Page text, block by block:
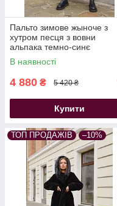
Пальто зимове жыноче з
хутром песця з вовни
альпака темно-синє
В наявності
4 880 ₴ 5 420 ₴
Купити
ТОП ПРОДАЖІВ –10%